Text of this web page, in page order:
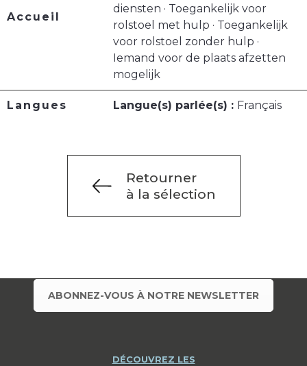
Accueil
diensten · Toegankelijk voor
rolstoel met hulp · Toegankelijk
voor rolstoel zonder hulp ·
Iemand voor de plaats afzetten
mogelijk
Langues Langue(s) parlée(s) : Français
Retourner
à la sélection
ABONNEZ-VOUS À NOTRE NEWSLETTER
DÉCOUVREZ LES